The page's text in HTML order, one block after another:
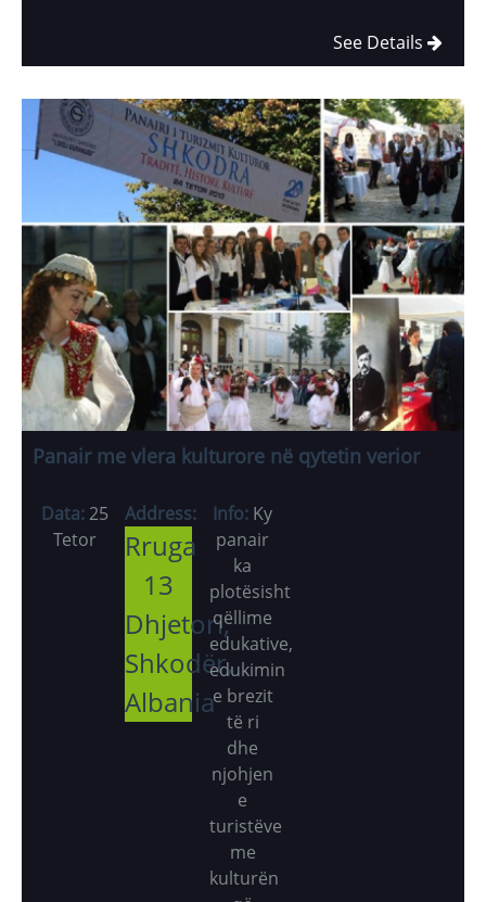
See Details
Panair me vlera kulturore në qytetin verior
Data:25
Tetor
Address:
Rruga
13
Dhjetori,
Shkodër,
Albania
Info: Ky
panair
ka
plotësisht
qëllime
edukative,
edukimin
e brezit
të ri
dhe
njohjen
e
turistëve
me
kulturën